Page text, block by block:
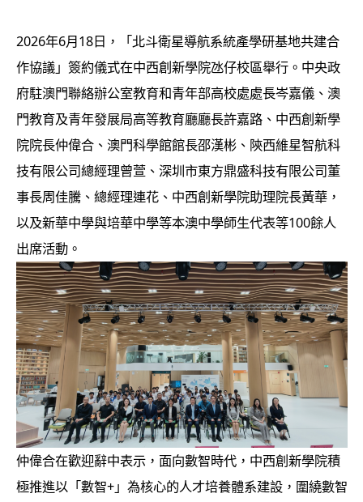
2026年6月18日，「北斗衛星導航系統產學研基地共建合
作協議」簽約儀式在中西創新學院氹仔校區舉行。中央政
府駐澳門聯絡辦公室教育和青年部高校處處長岑嘉儀、澳
門教育及青年發展局高等教育廳廳長許嘉路、中西創新學
院院長仲偉合、澳門科學館館長邵漢彬、陝西維星智航科
技有限公司總經理曾萱、深圳市東方鼎盛科技有限公司董
事長周佳騰、總經理連花、中西創新學院助理院長黃華，
以及新華中學與培華中學等本澳中學師生代表等100餘人
出席活動。
仲偉合在歡迎辭中表示，面向數智時代，中西創新學院積
極推進以「數智+」為核心的人才培養體系建設，圍繞數智